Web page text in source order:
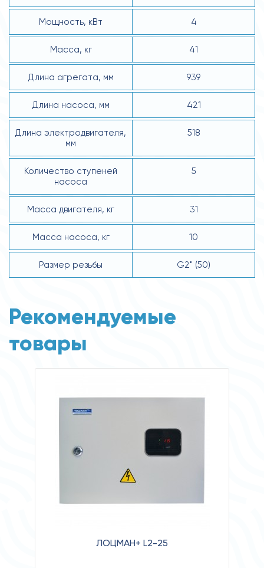
Мощность, кВт 4
Масса, кг 41
Длина агрегата, мм 939
Длина насоса, мм 421
Длина электродвигателя,
мм
518
Количество ступеней
насоса
5
Масса двигателя, кг 31
Масса насоса, кг 10
Размер резьбы G2" (50)
Рекомендуемые
товары
ЛОЦМАН+ L2-25